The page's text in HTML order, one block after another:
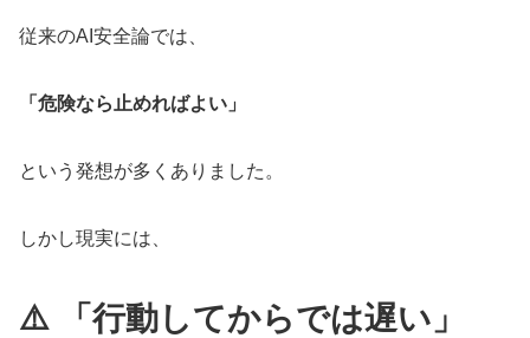
従来のAI安全論では、
「危険なら止めればよい」
という発想が多くありました。
しかし現実には、
⚠️ 「行動してからでは遅い」